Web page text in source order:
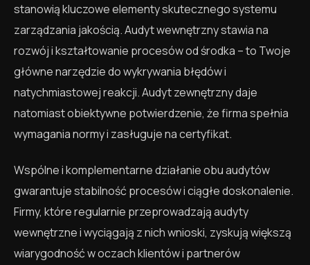
stanowią kluczowe elementy skutecznego systemu
zarządzania jakością. Audyt wewnętrzny stawia na
rozwój i kształtowanie procesów od środka – to Twoje
główne narzędzie do wykrywania błędów i
natychmiastowej reakcji. Audyt zewnętrzny daje
natomiast obiektywne potwierdzenie, że firma spełnia
wymagania normy i zasługuje na certyfikat.
Wspólne i komplementarne działanie obu audytów
gwarantuje stabilność procesów i ciągłe doskonalenie.
Firmy, które regularnie przeprowadzają audyty
wewnętrzne i wyciągają z nich wnioski, zyskują większą
wiarygodność w oczach klientów i partnerów